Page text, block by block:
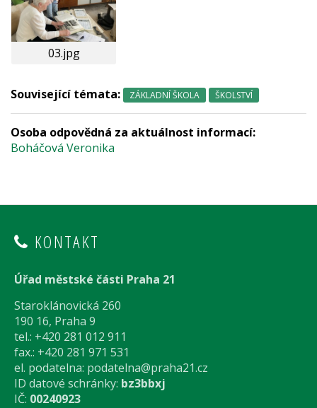
03.jpg
Související témata: ZÁKLADNÍ ŠKOLA ŠKOLSTVÍ
Osoba odpovědná za aktuálnost informací:
Boháčová Veronika
KONTAKT
Úřad městské části Praha 21
Staroklánovická 260
190 16, Praha 9
tel.: +420 281 012 911
fax.: +420 281 971 531
el. podatelna: podatelna@praha21.cz
ID datové schránky: bz3bbxj
IČ: 00240923